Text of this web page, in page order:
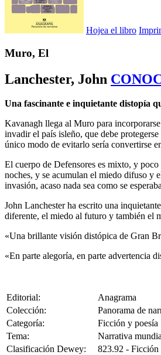
Hojea el libro
Muro, El
Lanchester, John
Una fascinante e inquietante distopía
Kavanagh llega al Muro para
invadir el país isleño, que debe
único modo de evitarlo sería convertirse
El cuerpo de Defensores es mixto, y
noches, y se acumulan el miedo difuso y
invasión, acaso nada sea como se
John Lanchester ha escrito una
diferente, el miedo al futuro y también el
«Una brillante visión distópica de Gran
«En parte alegoría, en parte advertencia
Editorial:
Anagrama
Colección:
Panorama de
Categoría:
Ficción y poesía
Tema:
Narrativa
Clasificación Dewey:
823.92 -